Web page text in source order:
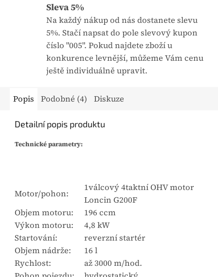
z
5
h
v
ě
z
i
e
.
Sleva 5%
Na každý nákup od nás dostanete slevu
5%. Stačí napsat do pole slevový kupon
číslo "005". Pokud najdete zboží u
konkurence levnější, můžeme Vám cenu
ještě individuálně upravit.
Popis Podobné (4) Diskuze
Detailní popis produktu
Technické parametry:
Motor/pohon:
1válcový 4taktní OHV motor
Loncin G200F
Objem motoru:
196 ccm
Výkon motoru:
4,8 kW
Startování:
reverzní startér
Objem nádrže:
16 l
Rychlost:
až 3000 m/hod.